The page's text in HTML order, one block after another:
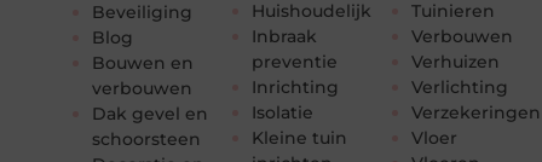
Beveiliging
Blog
Bouwen en
verbouwen
Dak gevel en
schoorsteen
Huishoudelijk
Inbraak
preventie
Inrichting
Isolatie
Kleine tuin
Tuinieren
Verbouwen
Verhuizen
Verlichting
Verzekeringen
Vloer